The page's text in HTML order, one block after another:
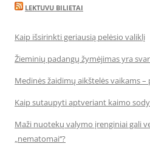
LEKTUVU BILIETAI
Kaip išsirinkti geriausią pelėsio valiklį
Žieminių padangų žymėjimas yra
Medinės žaidimų aikštelės vaikams
Kaip sutaupyti aptveriant kaimo
Maži nuotekų valymo įrenginiai gali
„nematomai‘‘?